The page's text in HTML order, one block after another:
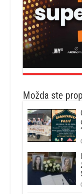
Možda ste